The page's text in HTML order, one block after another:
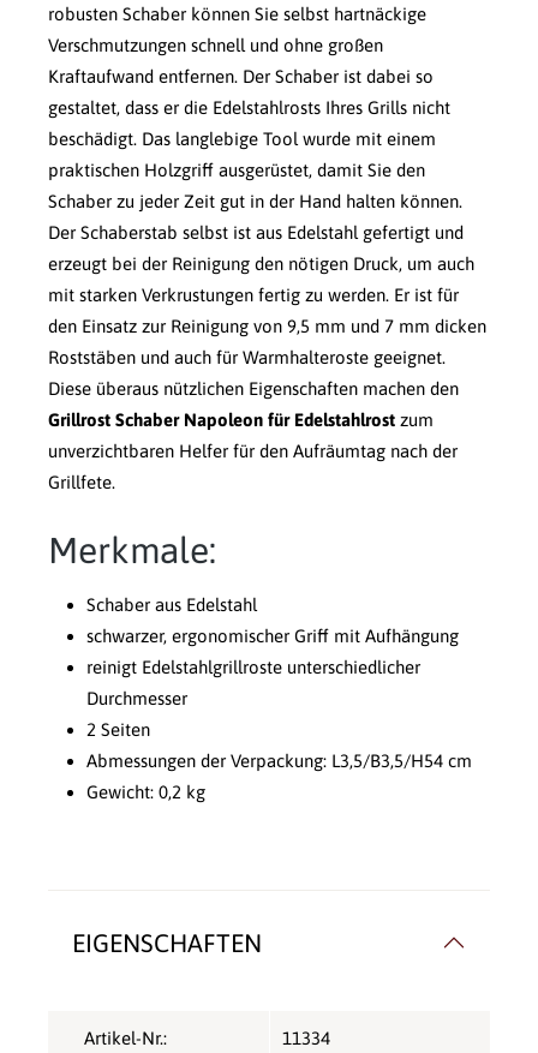
robusten Schaber können Sie selbst hartnäckige
Verschmutzungen schnell und ohne großen
Kraftaufwand entfernen. Der Schaber ist dabei so
gestaltet, dass er die Edelstahlrosts Ihres Grills nicht
beschädigt. Das langlebige Tool wurde mit einem
praktischen Holzgriff ausgerüstet, damit Sie den
Schaber zu jeder Zeit gut in der Hand halten können.
Der Schaberstab selbst ist aus Edelstahl gefertigt und
erzeugt bei der Reinigung den nötigen Druck, um auch
mit starken Verkrustungen fertig zu werden. Er ist für
den Einsatz zur Reinigung von 9,5 mm und 7 mm dicken
Roststäben und auch für Warmhalteroste geeignet.
Diese überaus nützlichen Eigenschaften machen den
Grillrost Schaber Napoleon für Edelstahlrost zum
unverzichtbaren Helfer für den Aufräumtag nach der
Grillfete.
Merkmale:
Schaber aus Edelstahl
schwarzer, ergonomischer Griff mit Aufhängung
reinigt Edelstahlgrillroste unterschiedlicher
Durchmesser
2 Seiten
Abmessungen der Verpackung: L3,5/B3,5/H54 cm
Gewicht: 0,2 kg
EIGENSCHAFTEN
Artikel-Nr.: 11334